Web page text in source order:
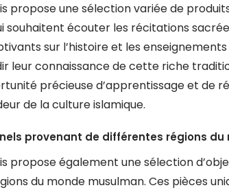
propose une sélection variée de
souhaitent écouter les récitations
sur l’histoire et les
leur connaissance de cette riche
précieuse d’apprentissage et de
de la culture islamique.
provenant de différentes régions du
propose également une sélection
du monde musulman. Ces pièces